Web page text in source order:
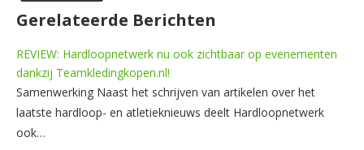
Gerelateerde Berichten
REVIEW: Hardloopnetwerk nu ook zichtbaar op evenementen
dankzij Teamkledingkopen.nl!
Samenwerking Naast het schrijven van artikelen over het
laatste hardloop- en atletieknieuws deelt Hardloopnetwerk
ook…